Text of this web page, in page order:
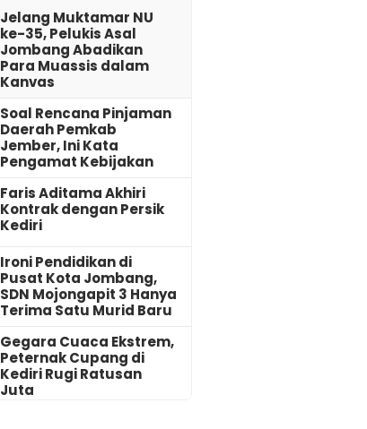
Jelang Muktamar NU
ke-35, Pelukis Asal
Jombang Abadikan
Para Muassis dalam
Kanvas
‎Soal Rencana Pinjaman
Daerah Pemkab
Jember, Ini Kata
Pengamat Kebijakan ‎
Faris Aditama Akhiri
Kontrak dengan Persik
Kediri
Ironi Pendidikan di
Pusat Kota Jombang,
SDN Mojongapit 3 Hanya
Terima Satu Murid Baru
‎Gegara Cuaca Ekstrem,
Peternak Cupang di
Kediri Rugi Ratusan
Juta